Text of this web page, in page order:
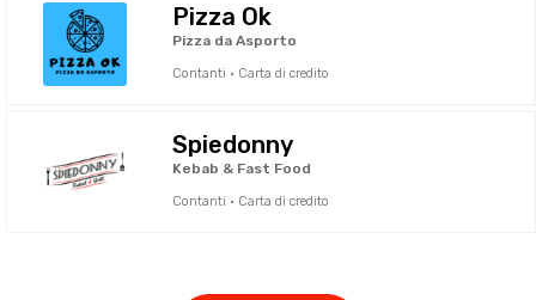
Pizza Ok
Pizza da Asporto
Contanti · Carta di credito
Spiedonny
Kebab & Fast Food
Contanti · Carta di credito